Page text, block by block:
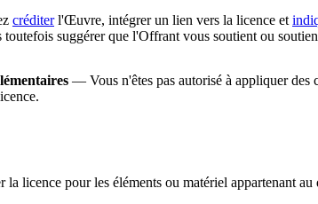
créditerl'Œuvre, intégrer un lien vers la licence et
toutefois suggérer que l'Offrant vous soutient ou
— Vous n'êtes pas autorisé à appliquer des
la licence pour les éléments ou matériel appartenant